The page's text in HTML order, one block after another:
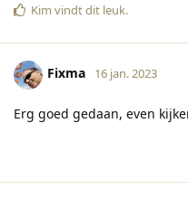
Kim vindt dit leuk.
Fixma 16 jan. 2023
Erg goed gedaan, even